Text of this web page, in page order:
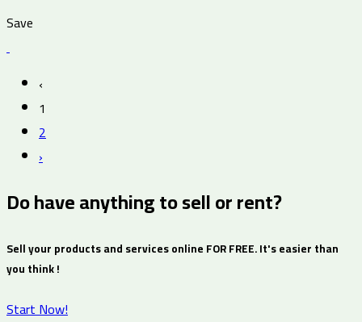
Save
‹
1
2
›
Do have anything to sell or rent?
Sell your products and services online FOR FREE. It's easier than
you think !
Start Now!